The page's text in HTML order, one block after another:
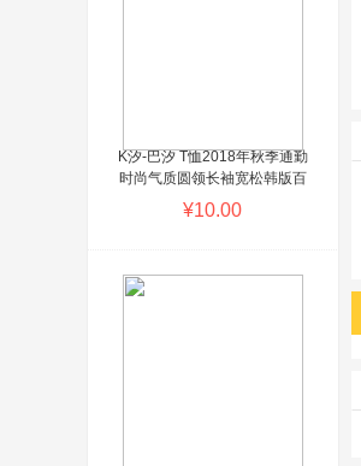
K汐-巴汐 T恤2018年秋季通勤
时尚气质圆领长袖宽松韩版百
搭印花潮流 KXBX3655 白色
ShopWT提醒您：商城系统演
¥10.00